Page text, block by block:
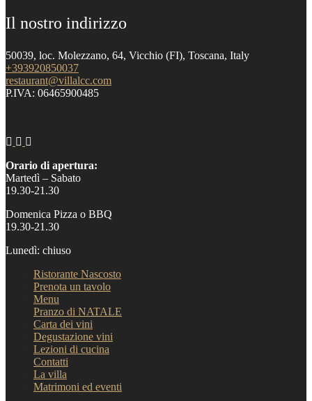
Il nostro indirizzo
50039, loc. Molezzano, 64, Vicchio (FI), Toscana, Italy
+393920850037
restaurant@villalcc.com
P.IVA: 06465900485
Orario di apertura:
Martedì – Sabato
19.30-21.30
Domenica Pizza o BBQ
19.30-21.30
Lunedì: chiuso
Ristorante Nascosto
Prenota un tavolo
Menu
Pranzo di NATALE
Carta dei vini
Degustazione vini
Lezioni di cucina
Contatti
La villa
Matrimoni ed eventi